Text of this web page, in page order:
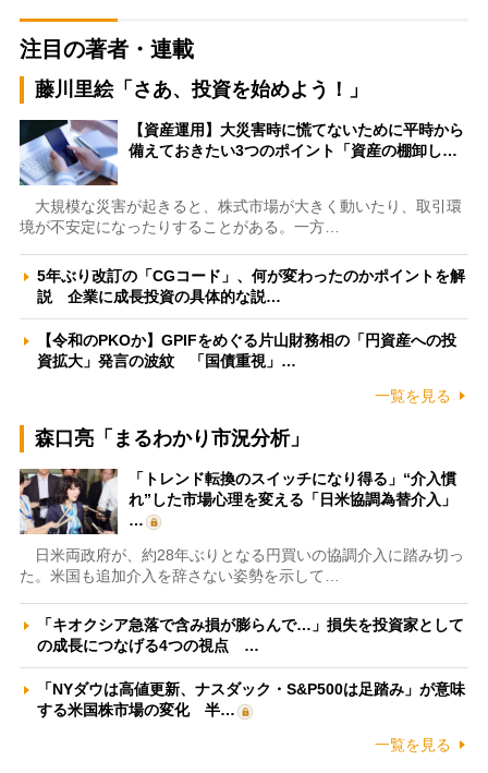
注目の著者・連載
藤川里絵「さあ、投資を始めよう！」
【資産運用】大災害時に慌てないために平時から
備えておきたい3つのポイント「資産の棚卸し…
大規模な災害が起きると、株式市場が大きく動いたり、取引環
境が不安定になったりすることがある。一方…
5年ぶり改訂の「CGコード」、何が変わったのかポイントを解
説 企業に成長投資の具体的な説…
【令和のPKOか】GPIFをめぐる片山財務相の「円資産への投
資拡大」発言の波紋 「国債重視」…
一覧を見る
森口亮「まるわかり市況分析」
「トレンド転換のスイッチになり得る」“介入慣
れ”した市場心理を変える「日米協調為替介入」
…
日米両政府が、約28年ぶりとなる円買いの協調介入に踏み切っ
た。米国も追加介入を辞さない姿勢を示して…
「キオクシア急落で含み損が膨らんで…」損失を投資家として
の成長につなげる4つの視点 …
「NYダウは高値更新、ナスダック・S&P500は足踏み」が意味
する米国株市場の変化 半…
一覧を見る